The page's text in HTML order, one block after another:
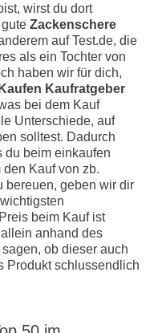
wirst du dort
Zackenschere
auf Test.de, die
als ein Tochter von
haben wir für dich,
Kaufratgeber
bei dem Kauf
Unterschiede, auf
solltest. Dadurch
du beim einkaufen
Kauf von zb.
bereuen, geben wir dir
beim Kauf ist
anhand des
ob dieser auch
Produkt schlussendlich